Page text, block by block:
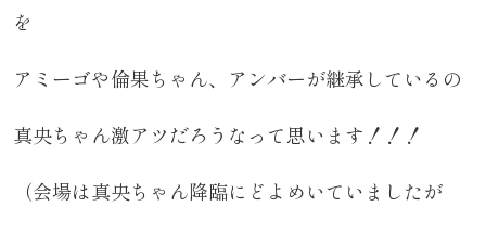
を
アミーゴや倫果ちゃん、アンバーが継承しているの
真央ちゃん激アツだろうなって思います！！！
（会場は真央ちゃん降臨にどよめいていましたが